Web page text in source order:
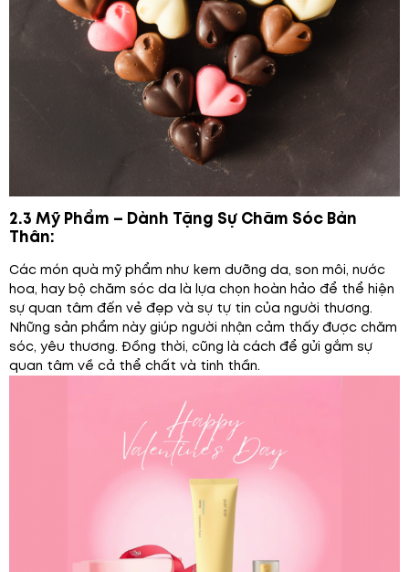
2.3 Mỹ Phẩm – Dành Tặng Sự Chăm Sóc Bản
Thân:
Các món quà mỹ phẩm như kem dưỡng da, son môi, nước
hoa, hay bộ chăm sóc da là lựa chọn hoàn hảo để thể hiện
sự quan tâm đến vẻ đẹp và sự tự tin của người thương.
Những sản phẩm này giúp người nhận cảm thấy được chăm
sóc, yêu thương. Đồng thời, cũng là cách để gửi gắm sự
quan tâm về cả thể chất và tinh thần.